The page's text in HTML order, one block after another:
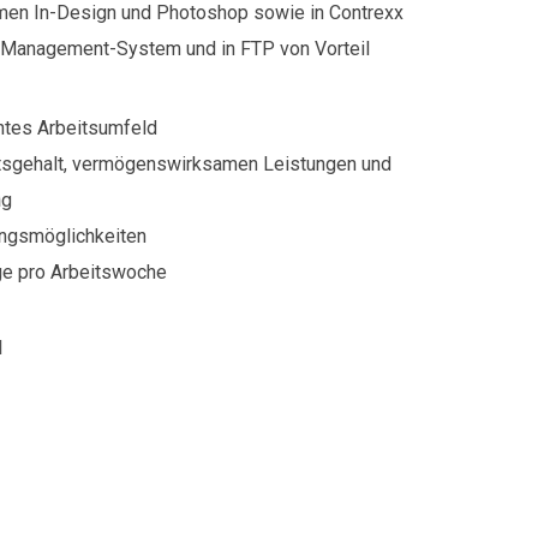
In-Design und Photoshop sowie in Contrexx
System und in FTP von Vorteil
Arbeitsumfeld
vermögenswirksamen Leistungen und
pro Arbeitswoche